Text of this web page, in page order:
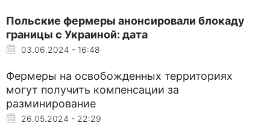
Польские фермеры анонсировали блокаду
границы с Украиной: дата
03.06.2024 - 16:48
Фермеры на освобожденных территориях
могут получить компенсации за
разминирование
26.05.2024 - 22:29